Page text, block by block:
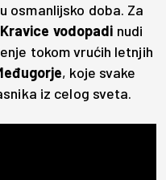
osmanlijsko doba. Za
Kravice vodopadi nudi
tokom vrućih letnjih
, koje svake
iz celog sveta.